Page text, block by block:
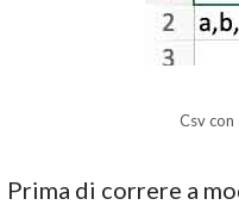
Csv
Prima di correre a